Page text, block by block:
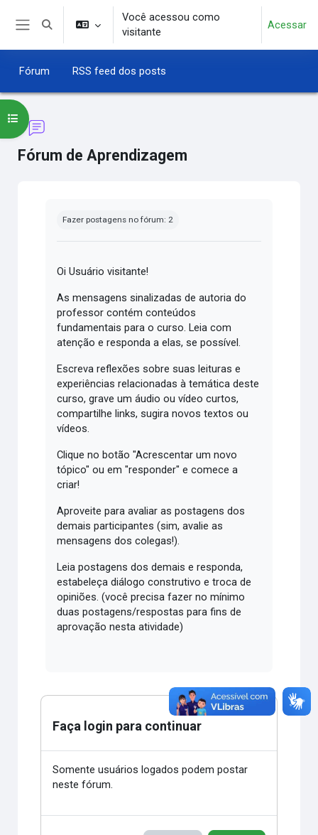
Ir para o conteúdo principal
Alternar entrada de pesquisa
Você acessou como
visitante
Acessar
Fórum RSS feed dos posts
Fórum de Aprendizagem
Abrir índice do curso
Fazer postagens no fórum: 2
Oi Usuário visitante!
As mensagens sinalizadas de autoria do
professor contém conteúdos
fundamentais para o curso. Leia com
atenção e responda a elas, se possível.
Escreva reflexões sobre suas leituras e
experiências relacionadas à temática deste
curso, grave um áudio ou vídeo curtos,
compartilhe links, sugira novos textos ou
vídeos.
Clique no botão "Acrescentar um novo
tópico" ou em "responder" e comece a
criar!
Aproveite para avaliar as postagens dos
demais participantes (sim, avalie as
mensagens dos colegas!).
Leia postagens dos demais e responda,
estabeleça diálogo construtivo e troca de
opiniões. (você precisa fazer no mínimo
duas postagens/respostas para fins de
aprovação nesta atividade)
Faça login para continuar
Somente usuários logados podem postar
neste fórum.